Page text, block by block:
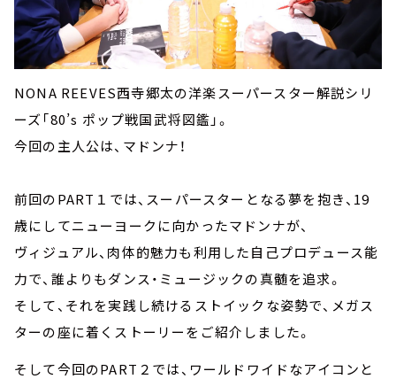
NONA REEVES西寺郷太の洋楽スーパースター解説シリ
ーズ「80’s ポップ戦国武将図鑑」。
今回の主人公は、マドンナ！
前回のPART１では、スーパースターとなる夢を抱き、19
歳にしてニューヨークに向かったマドンナが、
ヴィジュアル、肉体的魅力も利用した自己プロデュース能
力で、誰よりもダンス・ミュージックの真髄を追求。
そして、それを実践し続けるストイックな姿勢で、メガス
ターの座に着くストーリーをご紹介しました。
そして今回のPART２では、ワールドワイドなアイコンと